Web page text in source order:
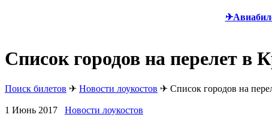
Список городов на перелет в
Поиск билетов ✈ Новости лоукостов ✈ Список городов на
1 Июнь 2017 Новости лоукостов